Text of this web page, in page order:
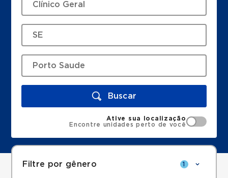
Buscar
Ative sua localização
Encontre unidades perto de você
Filtre por gênero 1